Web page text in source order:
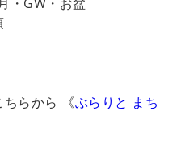
らから 《ぶらりと まち